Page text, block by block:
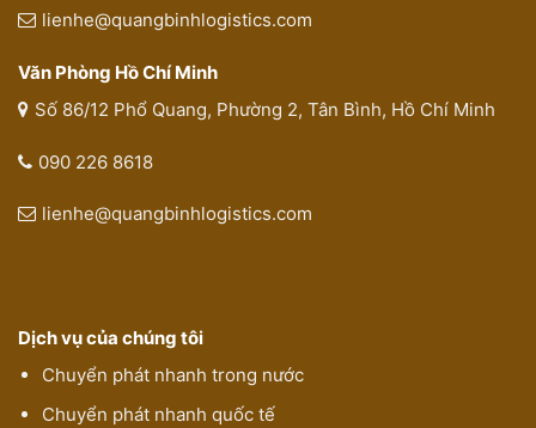
lienhe@quangbinhlogistics.com
Văn Phòng Hồ Chí Minh
Số 86/12 Phổ Quang, Phường 2, Tân Bình, Hồ Chí Minh
090 226 8618
lienhe@quangbinhlogistics.com
Dịch vụ của chúng tôi
Chuyển phát nhanh trong nước
Chuyển phát nhanh quốc tế